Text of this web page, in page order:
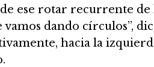
ese rotar recurrente
vamos dando círculos”,
hacia la